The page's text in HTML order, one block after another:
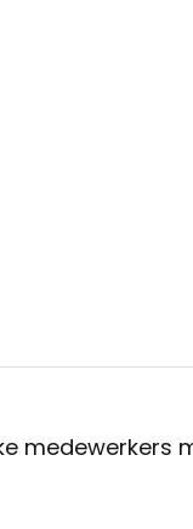
medewerkers